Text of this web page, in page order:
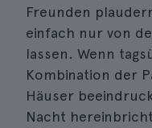
Freunden
einfach nur von
lassen. Wenn
Kombination der
Häuser
Nacht